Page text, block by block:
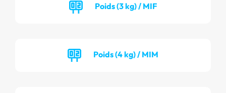
Poids (3 kg) / MIF
Poids (4 kg) / MIM